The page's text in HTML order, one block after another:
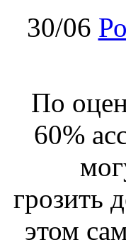
30/06
По
60%
грозить
этом